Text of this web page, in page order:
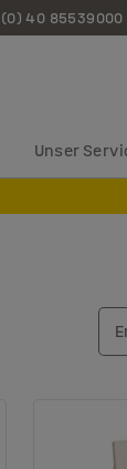
40 85539000
Unser